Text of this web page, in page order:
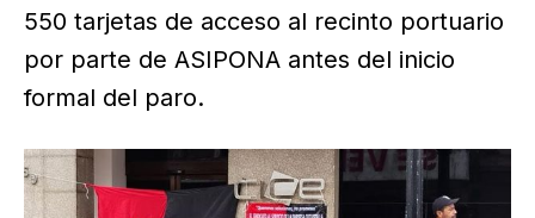
550 tarjetas de acceso al recinto portuario
por parte de ASIPONA antes del inicio
formal del paro.